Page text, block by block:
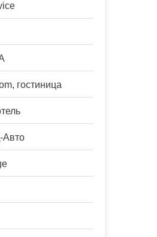
гостиница
Авто